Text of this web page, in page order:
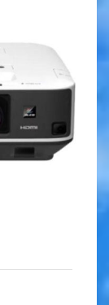
Lost password?